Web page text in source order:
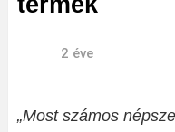
2 éve
„Most számos